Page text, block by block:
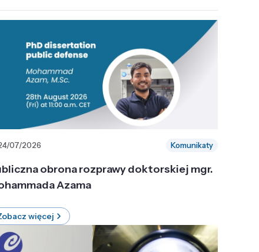
07/2026 Komunikaty
obrona rozprawy doktorskiej mgr.
Azama
więcej